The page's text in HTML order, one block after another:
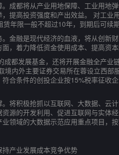
都将从产业用地保障、工业用地
提高投资强度和产出效益。 对工
年限一般不超过10年，到期后可续
融是现代经济的血液，将从创新
，着力降低资金使用成本、提高资
都发展基金，还将开展金融全产业
境内外主要证券交易所在蓉设立西
合条件的创投企业按15%税率征收
积极抢抓以互联网、大数据、云
源的开发利用、促进互联网与实体
领域的大数据示范应用重点项目，
产业发展成本竞争优势